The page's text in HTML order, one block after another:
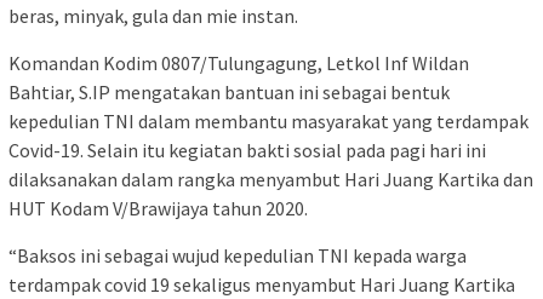
beras, minyak, gula dan mie instan.
Komandan Kodim 0807/Tulungagung, Letkol Inf Wildan
Bahtiar, S.IP mengatakan bantuan ini sebagai bentuk
kepedulian TNI dalam membantu masyarakat yang terdampak
Covid-19. Selain itu kegiatan bakti sosial pada pagi hari ini
dilaksanakan dalam rangka menyambut Hari Juang Kartika dan
HUT Kodam V/Brawijaya tahun 2020.
“Baksos ini sebagai wujud kepedulian TNI kepada warga
terdampak covid 19 sekaligus menyambut Hari Juang Kartika